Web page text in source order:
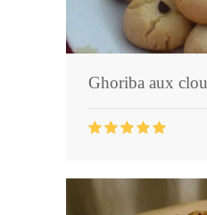
Ghoriba aux